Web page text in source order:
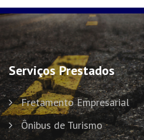
Serviços Prestados
Fretamento Empresarial
Ônibus de Turismo